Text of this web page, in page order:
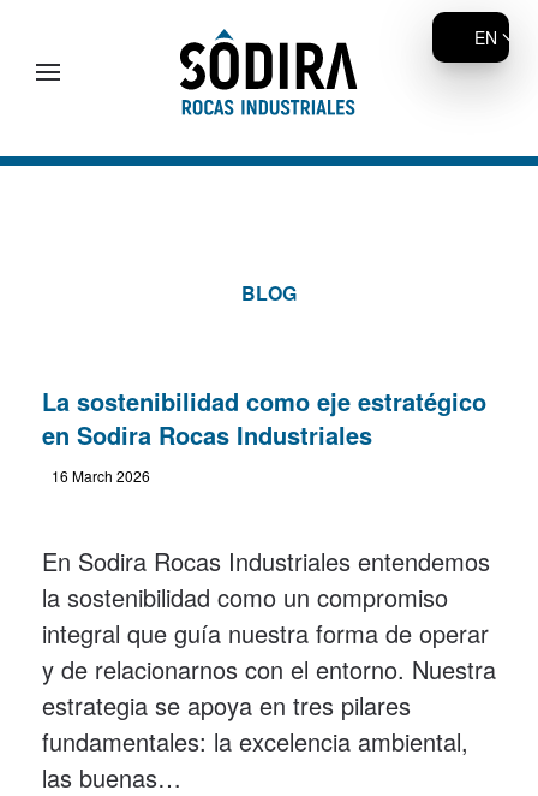
Skip to main content
BLOG
La sostenibilidad como eje estratégico
en Sodira Rocas Industriales
16 March 2026
En Sodira Rocas Industriales entendemos
la sostenibilidad como un compromiso
integral que guía nuestra forma de operar
y de relacionarnos con el entorno. Nuestra
estrategia se apoya en tres pilares
fundamentales: la excelencia ambiental,
las buenas…
EN